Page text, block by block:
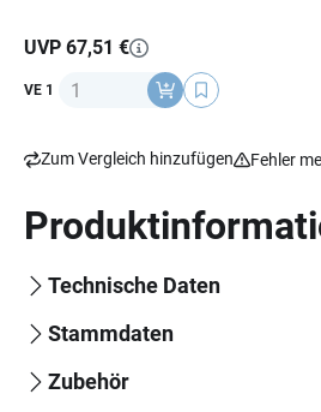
81 mm
Nicht StVZO zugelassen!
UVP 67,51 €
VE 1 Anzahl
Zum Vergleich hinzufügen Fehler
Technische Daten
Stammdaten
Zubehör